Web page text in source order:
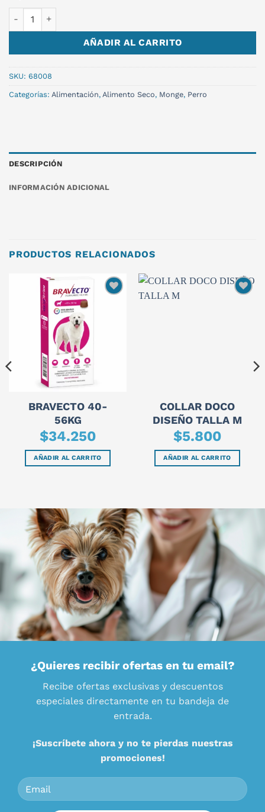
AÑADIR AL CARRITO
SKU: 68008
Categorías: Alimentación, Alimento Seco, Monge, Perro
DESCRIPCIÓN
INFORMACIÓN ADICIONAL
PRODUCTOS RELACIONADOS
BRAVECTO 40-
56KG
$34.250
AÑADIR AL CARRITO
COLLAR DOCO
DISEÑO TALLA M
$5.800
AÑADIR AL CARRITO
¿Quieres recibir ofertas en tu email?
Recibe ofertas exclusivas y descuentos
especiales directamente en tu bandeja de
entrada.
¡Suscríbete ahora y no te pierdas nuestras
promociones!